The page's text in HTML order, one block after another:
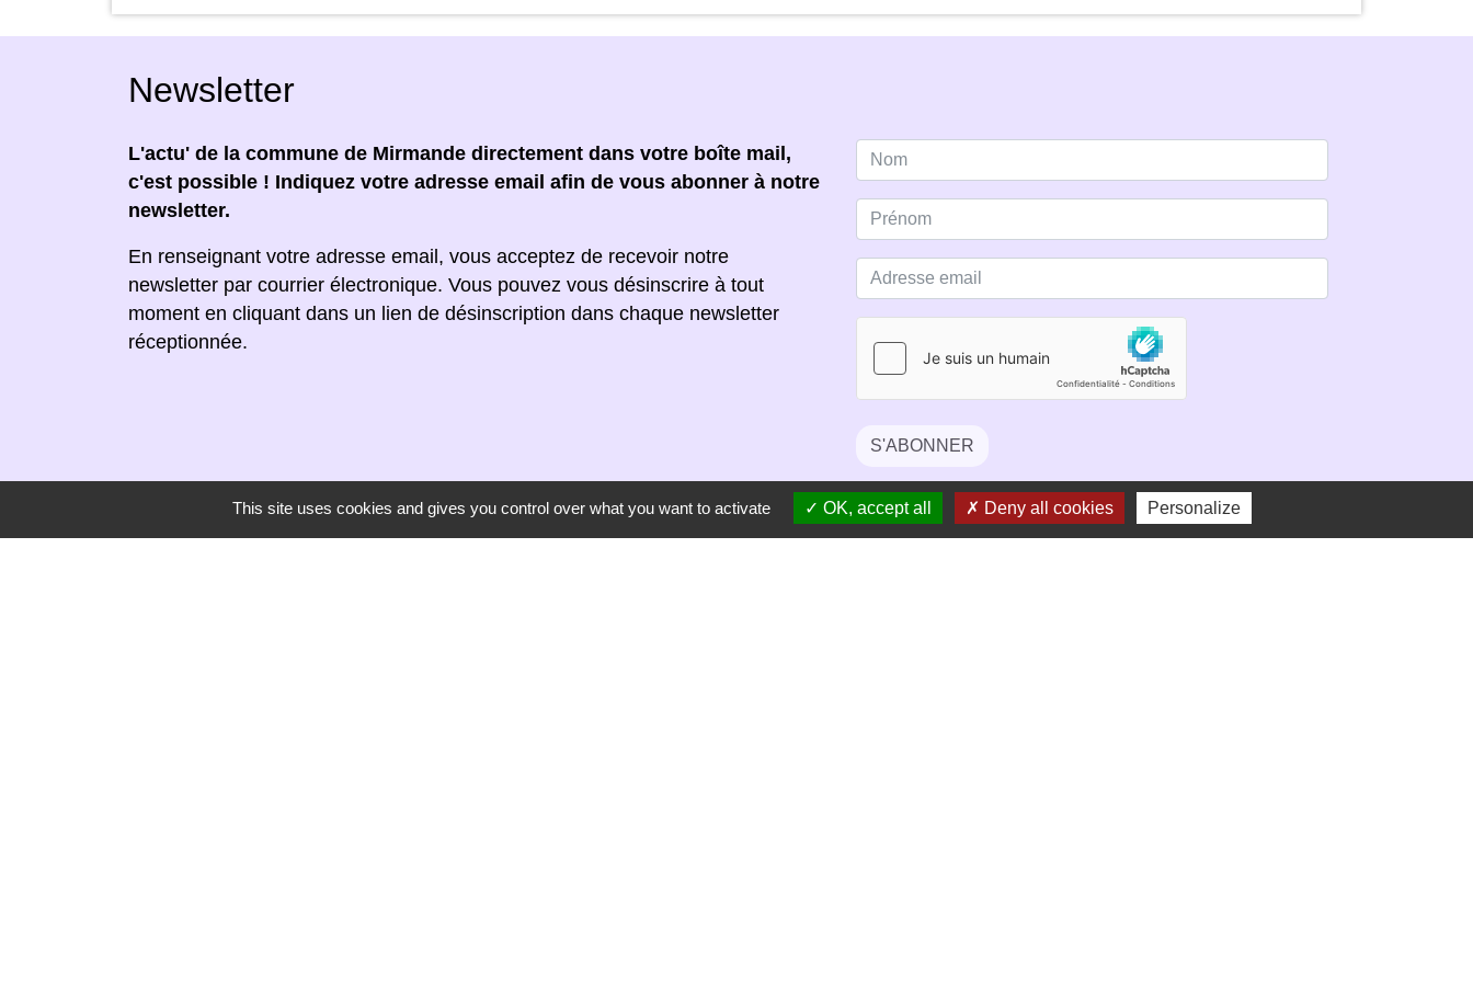
Newsletter
L'actu' de la commune de Mirmande directement dans votre boîte mail,
c'est possible ! Indiquez votre adresse email afin de vous abonner à notre
newsletter.
En renseignant votre adresse email, vous acceptez de recevoir notre
newsletter par courrier électronique. Vous pouvez vous désinscrire à tout
moment en cliquant dans un lien de désinscription dans chaque newsletter
réceptionnée.
S'ABONNER
This site uses cookies and gives you control over what you want to activate OK, accept all Deny all cookies Personalize